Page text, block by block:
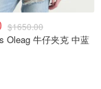
$1650.00
Oleag 牛仔夹克 中蓝